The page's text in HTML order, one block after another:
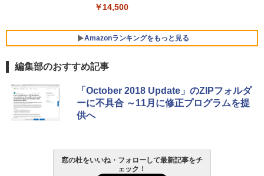
コン Vivobook 15 M1502NAQ 15.6イン
版) 搭載 Windows 11 重量1.7kg Wi-Fi 6
E クワイエットブルー M1502NAQ-R716
￥14,500
Amazonランキングをもっと見る
生成AIパスポート公式テキスト 第４版
￥1,766
1冊ですべて身につくHTML & CSSとWe
bデザイン入門講座［第2版］
Amazon Kindle - 目に優しい、かさばら
ない、大きな画面で読みやすい、6週間持
続バッテリー、6インチディスプレイ電子
書籍リーダー、マッチャ、16GB、広告な
￥16,980
編集部のおすすめ記事
「October 2018 Update」のZIPフォルダ
ーに不具合 ～11月に修正プログラムを提
供へ
窓の杜をいいね・フォローして最新記事をチ
ェック！